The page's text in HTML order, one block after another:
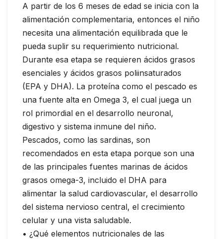
A partir de los 6 meses de edad se inicia con la
alimentación complementaria, entonces el niño
necesita una alimentación equilibrada que le
pueda suplir su requerimiento nutricional.
Durante esa etapa se requieren ácidos grasos
esenciales y ácidos grasos poliinsaturados
(EPA y DHA). La proteína como el pescado es
una fuente alta en Omega 3, el cual juega un
rol primordial en el desarrollo neuronal,
digestivo y sistema inmune del niño.
Pescados, como las sardinas, son
recomendados en esta etapa porque son una
de las principales fuentes marinas de ácidos
grasos omega-3, incluido el DHA para
alimentar la salud cardiovascular, el desarrollo
del sistema nervioso central, el crecimiento
celular y una vista saludable.
• ¿Qué elementos nutricionales de las